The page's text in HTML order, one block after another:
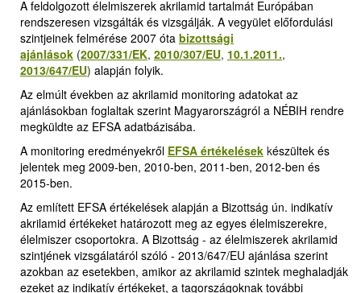
A feldolgozott élelmiszerek akrilamid tartalmát Európában
rendszeresen vizsgálták és vizsgálják. A vegyület előfordulási
szintjeinek felmérése 2007 óta bizottsági
ajánlások (2007/331/EK, 2010/307/EU, 10.1.2011.,
2013/647/EU) alapján folyik.
Az elmúlt években az akrilamid monitoring adatokat az
ajánlásokban foglaltak szerint Magyarországról a NÉBIH rendre
megküldte az EFSA adatbázisába.
A monitoring eredményekről EFSA értékelések készültek és
jelentek meg 2009-ben, 2010-ben, 2011-ben, 2012-ben és
2015-ben.
Az említett EFSA értékelések alapján a Bizottság ún. indikatív
akrilamid értékeket határozott meg az egyes élelmiszerekre,
élelmiszer csoportokra. A Bizottság - az élelmiszerek akrilamid
szintjének vizsgálatáról szóló - 2013/647/EU ajánlása szerint
azokban az esetekben, amikor az akrilamid szintek meghaladják
ezeket az indikatív értékeket, a tagországoknak további